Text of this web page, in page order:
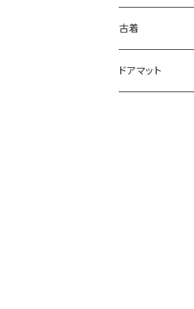
古着
ドアマット